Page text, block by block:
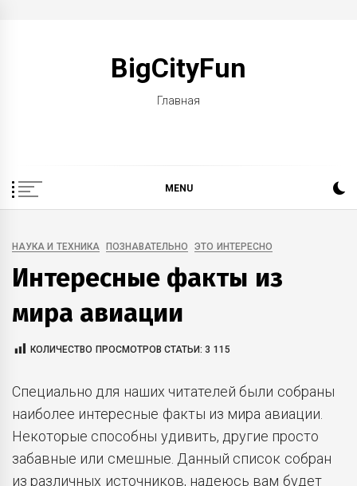
BigCityFun
Главная
MENU
НАУКА И ТЕХНИКА ПОЗНАВАТЕЛЬНО ЭТО ИНТЕРЕСНО
Интересные факты из
мира авиации
КОЛИЧЕСТВО ПРОСМОТРОВ СТАТЬИ:3 115
Специально для наших читателей были собраны
наиболее интересные факты из мира авиации.
Некоторые способны удивить, другие просто
забавные или смешные. Данный список собран
из различных источников, надеюсь вам будет